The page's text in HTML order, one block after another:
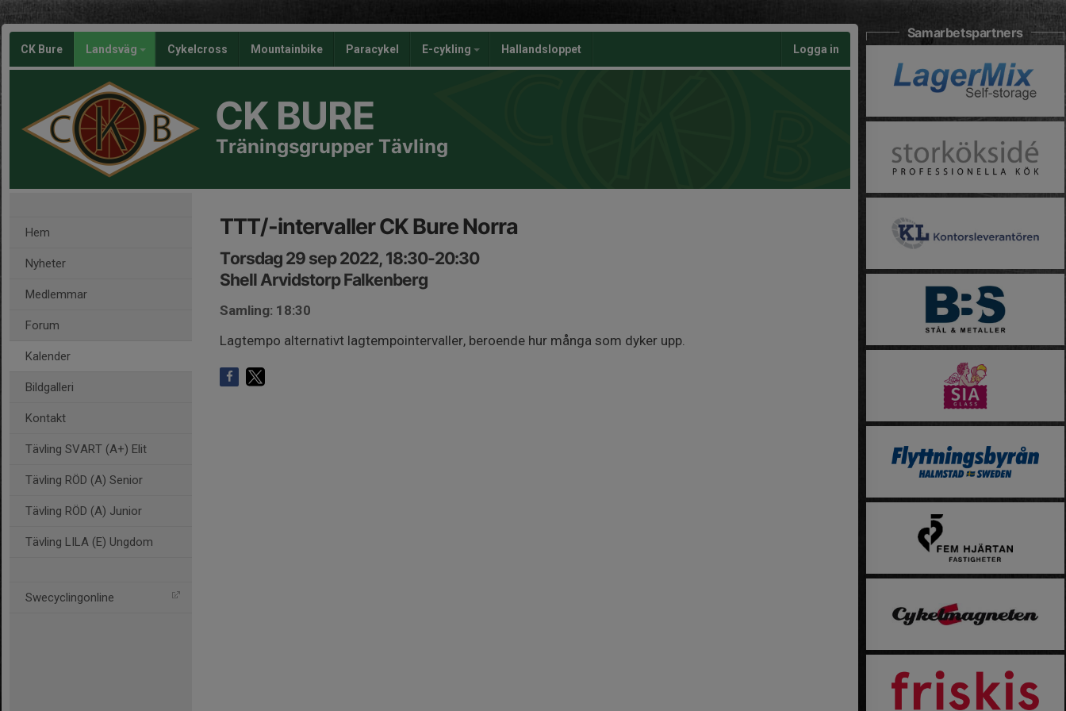
CK Bure Landsväg Cykelcross Mountainbike Paracykel E-cykling Hallandsloppet Logga in
CK BURE
Träningsgrupper Tävling
Hem
Nyheter
Medlemmar
Forum
Kalender
Bildgalleri
Kontakt
Tävling SVART (A+) Elit
Tävling RÖD (A) Senior
Tävling RÖD (A) Junior
Tävling LILA (E) Ungdom
Swecyclingonline
TTT/-intervaller CK Bure Norra
Torsdag 29 sep 2022, 18:30-20:30
Shell Arvidstorp Falkenberg
Samling: 18:30
Lagtempo alternativt lagtempointervaller, beroende hur många som dyker upp.
Samarbetspartners